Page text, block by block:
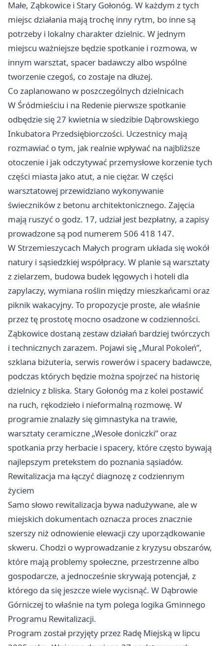
Małe, Ząbkowice i Stary Gołonóg. W każdym z tych
miejsc działania mają trochę inny rytm, bo inne są
potrzeby i lokalny charakter dzielnic. W jednym
miejscu ważniejsze będzie spotkanie i rozmowa, w
innym warsztat, spacer badawczy albo wspólne
tworzenie czegoś, co zostaje na dłużej.
Co zaplanowano w poszczególnych dzielnicach
W Śródmieściu i na Redenie pierwsze spotkanie
odbędzie się 27 kwietnia w siedzibie Dąbrowskiego
Inkubatora Przedsiębiorczości. Uczestnicy mają
rozmawiać o tym, jak realnie wpływać na najbliższe
otoczenie i jak odczytywać przemysłowe korzenie tych
części miasta jako atut, a nie ciężar. W części
warsztatowej przewidziano wykonywanie
świeczników z betonu architektonicznego. Zajęcia
mają ruszyć o godz. 17, udział jest bezpłatny, a zapisy
prowadzone są pod numerem 506 418 147.
W Strzemieszycach Małych program układa się wokół
natury i sąsiedzkiej współpracy. W planie są warsztaty
z zielarzem, budowa budek lęgowych i hoteli dla
zapylaczy, wymiana roślin między mieszkańcami oraz
piknik wakacyjny. To propozycje proste, ale właśnie
przez tę prostotę mocno osadzone w codzienności.
Ząbkowice dostaną zestaw działań bardziej twórczych
i technicznych zarazem. Pojawi się „Mural Pokoleń”,
szklana biżuteria, serwis rowerów i spacery badawcze,
podczas których będzie można spojrzeć na historię
dzielnicy z bliska. Stary Gołonóg ma z kolei postawić
na ruch, rękodzieło i nieformalną rozmowę. W
programie znalazły się gimnastyka na trawie,
warsztaty ceramiczne „Wesołe doniczki” oraz
spotkania przy herbacie i spacery, które często bywają
najlepszym pretekstem do poznania sąsiadów.
Rewitalizacja ma łączyć diagnozę z codziennym
życiem
Samo słowo rewitalizacja bywa nadużywane, ale w
miejskich dokumentach oznacza proces znacznie
szerszy niż odnowienie elewacji czy uporządkowanie
skweru. Chodzi o wyprowadzanie z kryzysu obszarów,
które mają problemy społeczne, przestrzenne albo
gospodarcze, a jednocześnie skrywają potencjał, z
którego da się jeszcze wiele wycisnąć. W Dąbrowie
Górniczej to właśnie na tym polega logika Gminnego
Programu Rewitalizacji.
Program został przyjęty przez Radę Miejską w lipcu